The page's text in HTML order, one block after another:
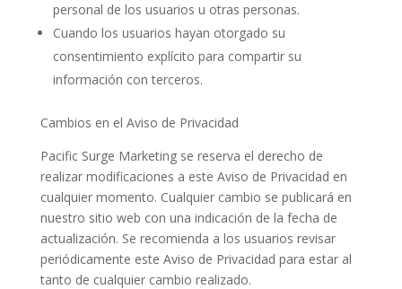
personal de los usuarios u otras personas.
Cuando los usuarios hayan otorgado su
consentimiento explícito para compartir su
información con terceros.
Cambios en el Aviso de Privacidad
Pacific Surge Marketing se reserva el derecho de
realizar modificaciones a este Aviso de Privacidad en
cualquier momento. Cualquier cambio se publicará en
nuestro sitio web con una indicación de la fecha de
actualización. Se recomienda a los usuarios revisar
periódicamente este Aviso de Privacidad para estar al
tanto de cualquier cambio realizado.